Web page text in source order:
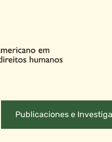
Publicaciones e